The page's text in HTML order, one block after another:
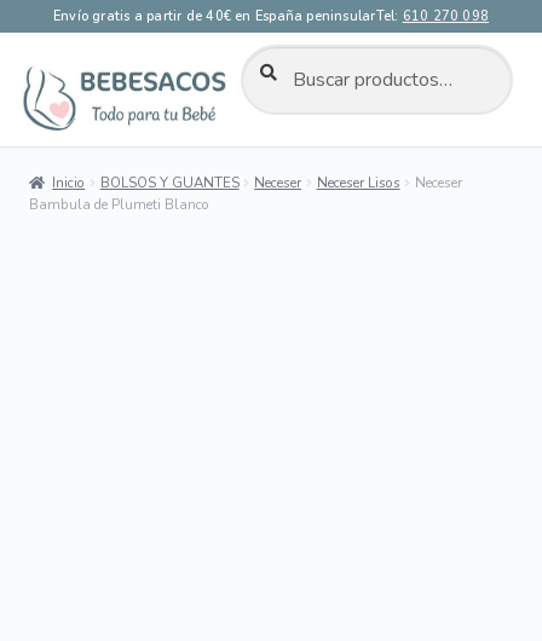
Envío gratis a partir de 40€ en España peninsularTel: 610 270 098
navegación
Buscar
por:
BUSCAR
Inicio BOLSOS Y GUANTES Neceser Neceser Lisos
Neceser
Bambula de Plumeti Blanco